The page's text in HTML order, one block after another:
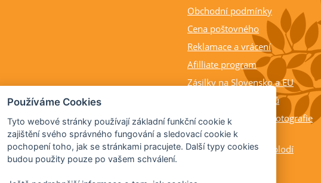
Obchodní podmínky
Cena poštovného
Reklamace a vrácení
Afilliate program
Zásilky na Slovensko a EU
Balení rostlin a citrusů
Dostupnost, výška a fotografie
rostlin
Kdy citrusy kvetou a plodí
Používáme Cookies
Tyto webové stránky používají základní funkční cookie k
zajištění svého správného fungování a sledovací cookie k
pochopení toho, jak se stránkami pracujete. Další typy cookies
budou použity pouze po vašem schválení.